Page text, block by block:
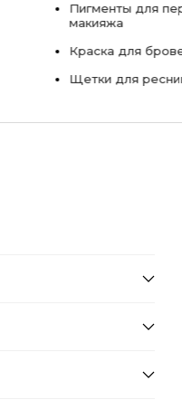
Пигменты для
макияжа
Краска для
Щетки для